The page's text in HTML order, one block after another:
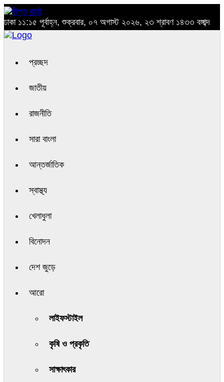
ঢাকা ১১:১৫ পূর্বাহ্ন, শুক্রবার, ০৭ অগাস্ট ২০২৬, ২৩ শ্রাবণ ১৪৩৩ বঙ্গাব্দ
প্রচ্ছদ
জাতীয়
রাজনীতি
সারা বাংলা
আন্তর্জাতিক
স্বাস্থ্য
খেলাধুলা
বিনোদন
দেশ জুড়ে
আরো
লাইফস্টাইল
কৃষি ও প্রকৃতি
সাক্ষাৎকার